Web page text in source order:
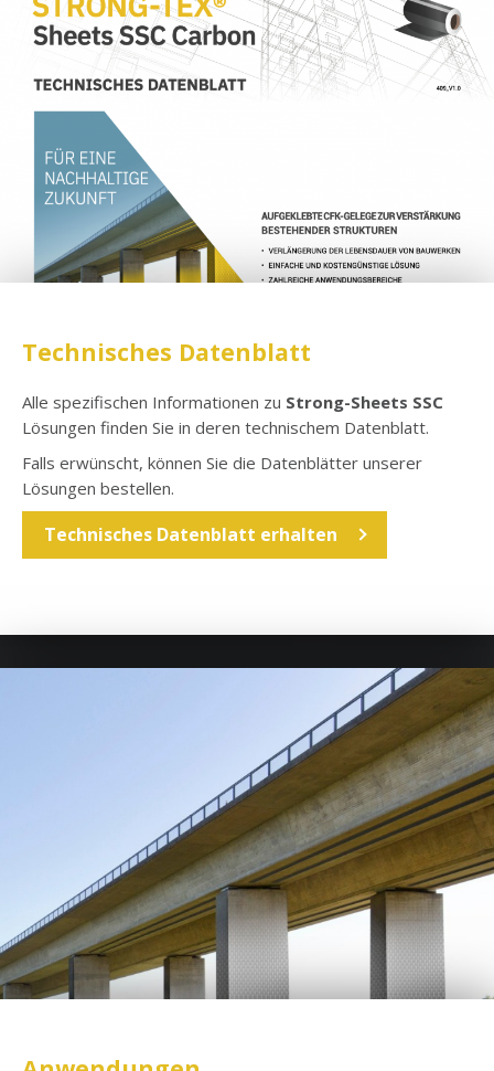
Technisches Datenblatt
Alle spezifischen Informationen zu Strong-Sheets SSC
Lösungen finden Sie in deren technischem Datenblatt.
Falls erwünscht, können Sie die Datenblätter unserer
Lösungen bestellen.
Technisches Datenblatt erhalten